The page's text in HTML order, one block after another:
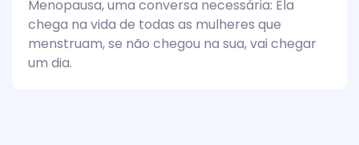
Menopausa, uma conversa necessária: Ela
chega na vida de todas as mulheres que
menstruam, se não chegou na sua, vai chegar
um dia.